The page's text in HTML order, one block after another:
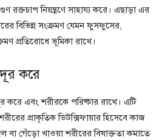
রক্তচাপ নিয়ন্ত্রণে সাহায্য করে। এছাড়া এর
বিভিন্ন সংক্রমণ যেমন ফুসফুসের,
প্রতিরোধে ভূমিকা রাখে।
দূর করে
করে এবং শরীরকে পরিষ্কার রাখে। এটি
প্রাকৃতিক ডিটক্সিফায়ার হিসেবে কাজ
বা গেঁড়ো খাওয়া শরীরের বিষাক্ততা কমাতে